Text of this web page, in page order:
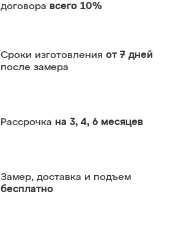
договора всего 10%
Сроки изготовления от 7 дней
после замера
Рассрочка на 3, 4, 6 месяцев
Замер, доставка и подъем
бесплатно